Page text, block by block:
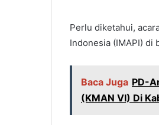
Perlu diketahui,
Indonesia (IMAPI) di
Baca Juga PD-
(KMAN VI) Di